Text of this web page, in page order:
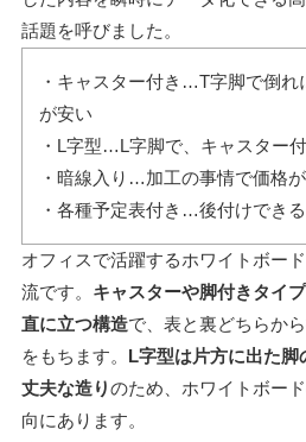
話題を呼びました。
・キャスター付き…T字脚で倒れ
が安い
・L字型…L字脚で、キャスター
・暗線入り…加工の事情で価格
・各種予定表付き…後付けでき
オフィスで活躍するホワイトボー
流です。 キャスターや脚付きタイ
直に立つ構造で、表と裏どちらか
をもちます。
L字型は片方に出た脚
丈夫な造りのため、ホワイトボー
向にあります。